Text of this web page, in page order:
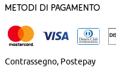
Metodi di pagamento
Contrassegno Postepay